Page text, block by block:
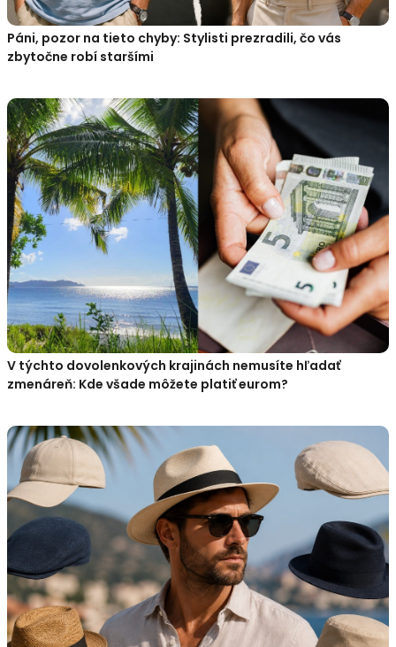
Páni, pozor na tieto chyby: Stylisti prezradili, čo vás
zbytočne robí staršími
V týchto dovolenkových krajinách nemusíte hľadať
zmenáreň: Kde všade môžete platiť eurom?